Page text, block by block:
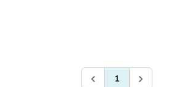
1